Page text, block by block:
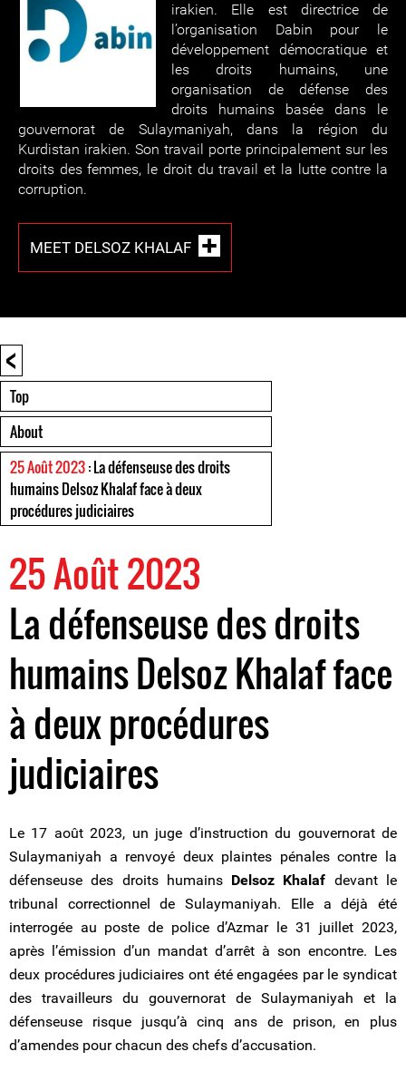
irakien. Elle est directrice de
l’organisation Dabin pour le
développement démocratique et
les droits humains, une
organisation de défense des
droits humains basée dans le
gouvernorat de Sulaymaniyah, dans la région du
Kurdistan irakien. Son travail porte principalement sur les
droits des femmes, le droit du travail et la lutte contre la
corruption.
MEET DELSOZ KHALAF
<
Top
About
25 Août 2023: La défenseuse des droits
humains Delsoz Khalaf face à deux
procédures judiciaires
25 Août 2023
La défenseuse des droits
humains Delsoz Khalaf face
à deux procédures
judiciaires
Le 17 août 2023, un juge d’instruction du gouvernorat de
Sulaymaniyah a renvoyé deux plaintes pénales contre la
défenseuse des droits humainsDelsoz Khalaf devant le
tribunal correctionnel de Sulaymaniyah. Elle a déjà été
interrogée au poste de police d’Azmar le 31 juillet 2023,
après l’émission d’un mandat d’arrêt à son encontre. Les
deux procédures judiciaires ont été engagées par le syndicat
des travailleurs du gouvernorat de Sulaymaniyah et la
défenseuse risque jusqu’à cinq ans de prison, en plus
d’amendes pour chacun des chefs d’accusation.